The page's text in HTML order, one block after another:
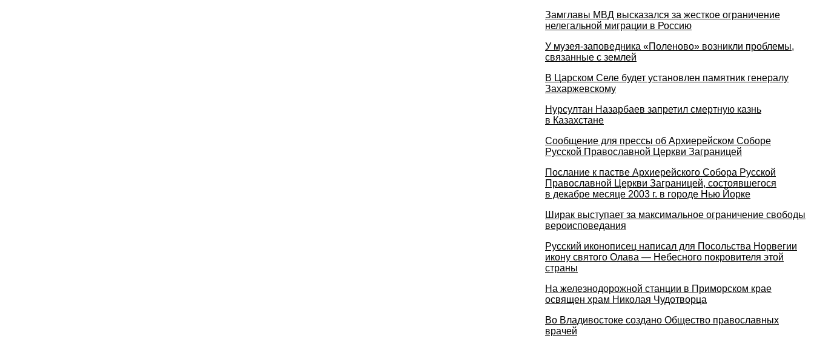
Замглавы МВД высказался за жесткое ограничение
нелегальной миграции в Россию
У музея-заповедника «Поленово» возникли проблемы,
связанные с землей
В Царском Селе будет установлен памятник генералу
Захаржевскому
Нурсултан Назарбаев запретил смертную казнь
в Казахстане
Сообщение для прессы об Архиерейском Соборе
Русской Православной Церкви Заграницей
Послание к пастве Архиерейского Собора Русской
Православной Церкви Заграницей, состоявшегося
в декабре месяце 2003 г. в городе Нью Йорке
Ширак выступает за максимальное ограничение свободы
вероисповедания
Русский иконописец написал для Посольства Норвегии
икону святого Олава — Небесного покровителя этой
страны
На железнодорожной станции в Приморском крае
освящен храм Николая Чудотворца
Во Владивостоке создано Общество православных
врачей